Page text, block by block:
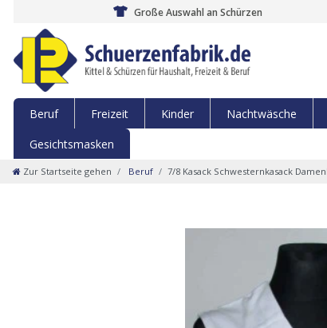
Große Auswahl an Schürzen
Beruf Freizeit Kinder Nachtwäsche
Gesichtsmasken
Zur Startseite gehen Beruf 7/8 Kasack Schwesternkasack